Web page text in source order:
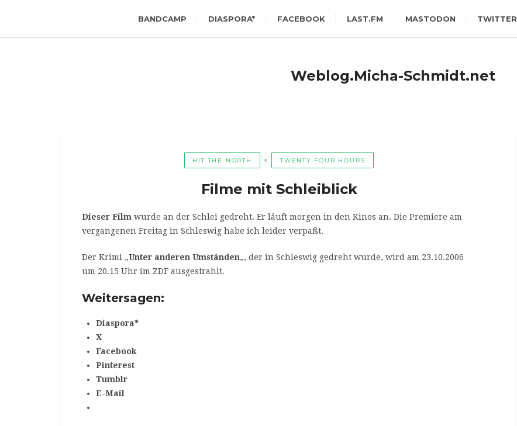
BANDCAMP DIASPORA* FACEBOOK LAST.FM MASTODON TWITTER
Weblog.Micha-Schmidt.net
HIT THE NORTH TWENTY FOUR HOURS
Filme mit Schleiblick
Dieser Film wurde an der Schlei gedreht. Er läuft morgen in den Kinos an. Die Premiere am
vergangenen Freitag in Schleswig habe ich leider verpaßt.
Der Krimi „Unter anderen Umständen„, der in Schleswig gedreht wurde, wird am 23.10.2006
um 20.15 Uhr im ZDF ausgestrahlt.
Weitersagen:
Diaspora*
X
Facebook
Pinterest
Tumblr
E-Mail